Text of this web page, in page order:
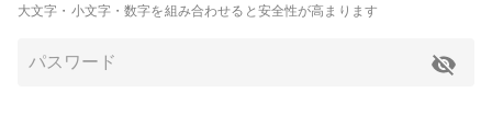
大文字・小文字・数字を組み合わせると安全性が高まります